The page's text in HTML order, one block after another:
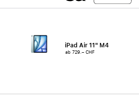
iPad Air 11" M4
ab 729.– CHF